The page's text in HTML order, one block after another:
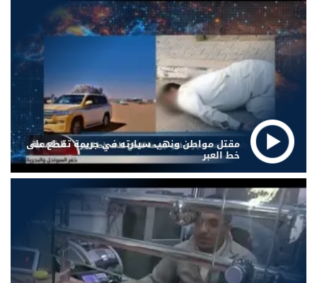
مقتل مواطن ونهب سيارته في جريمة تقطع على
خط العبر